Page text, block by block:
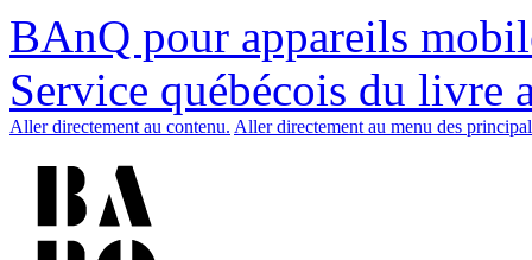
BAnQ pour appareils
Service québécois du livre
Aller directement au contenu. Aller directement au menu des